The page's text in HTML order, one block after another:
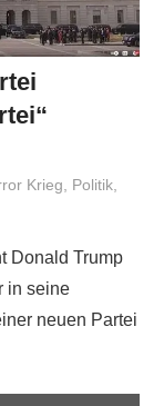
Krieg, Politik,
Donald Trump
in seine
neuen Partei